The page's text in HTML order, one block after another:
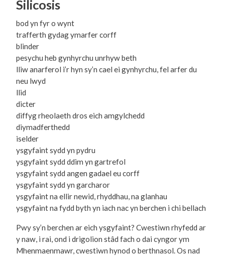
Silicosis
bod yn fyr o wynt
trafferth gydag ymarfer corff
blinder
pesychu heb gynhyrchu unrhyw beth
lliw anarferol i’r hyn sy’n cael ei gynhyrchu, fel arfer du
neu lwyd
llid
dicter
diffyg rheolaeth dros eich amgylchedd
diymadferthedd
iselder
ysgyfaint sydd yn pydru
ysgyfaint sydd ddim yn gartrefol
ysgyfaint sydd angen gadael eu corff
ysgyfaint sydd yn garcharor
ysgyfaint na ellir newid, rhyddhau, na glanhau
ysgyfaint na fydd byth yn iach nac yn berchen i chi bellach
Pwy sy’n berchen ar eich ysgyfaint? Cwestiwn rhyfedd ar
y naw, i rai, ond i drigolion stâd fach o dai cyngor ym
Mhenmaenmawr, cwestiwn hynod o berthnasol. Os nad